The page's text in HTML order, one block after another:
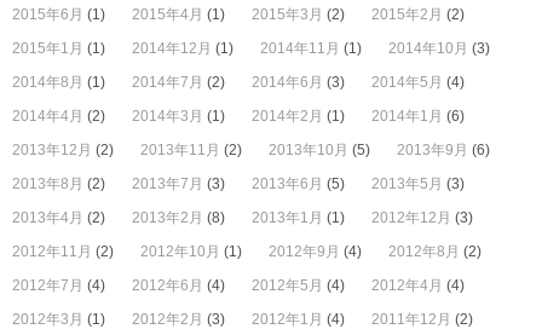
2015年6月 (1) 2015年4月 (1) 2015年3月 (2) 2015年2月 (2)
2015年1月 (1) 2014年12月 (1) 2014年11月 (1) 2014年10月 (3)
2014年8月 (1) 2014年7月 (2) 2014年6月 (3) 2014年5月 (4)
2014年4月 (2) 2014年3月 (1) 2014年2月 (1) 2014年1月 (6)
2013年12月 (2) 2013年11月 (2) 2013年10月 (5) 2013年9月 (6)
2013年8月 (2) 2013年7月 (3) 2013年6月 (5) 2013年5月 (3)
2013年4月 (2) 2013年2月 (8) 2013年1月 (1) 2012年12月 (3)
2012年11月 (2) 2012年10月 (1) 2012年9月 (4) 2012年8月 (2)
2012年7月 (4) 2012年6月 (4) 2012年5月 (4) 2012年4月 (4)
2012年3月 (1) 2012年2月 (3) 2012年1月 (4) 2011年12月 (2)